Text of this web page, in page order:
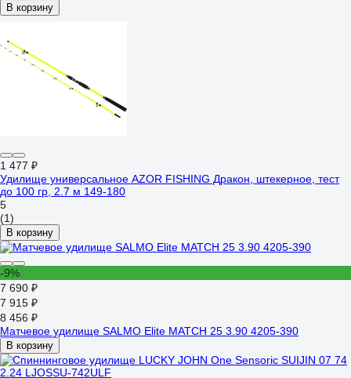
В корзину
1 477 ₽
Удилище универсальное AZOR FISHING Дракон, штекерное, тест
до 100 гр, 2.7 м 149-180
5
(1)
В корзину
-9%
7 690 ₽
7 915 ₽
8 456 ₽
Матчевое удилище SALMO Elite MATCH 25 3.90 4205-390
В корзину